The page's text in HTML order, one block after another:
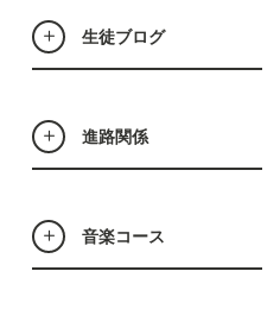
生徒ブログ
進路関係
音楽コース